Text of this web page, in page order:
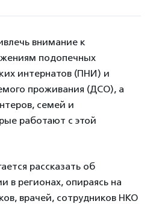
внимание к
подопечных
интернатов (ПНИ) и
проживания (ДСО), а
семей и
работают с этой
рассказать об
в регионах, опираясь на
врачей, сотрудников НКО